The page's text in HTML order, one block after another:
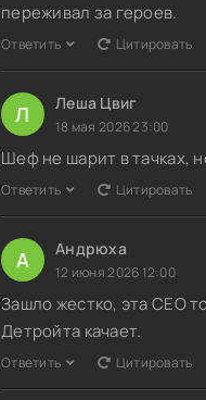
переживал за героев.
Ответить Цитировать
Л Леша Цвиг
18 мая 2026 23:00
Шеф не шарит в тачках,
Ответить Цитировать
А Андрюха
12 июня 2026 12:00
Зашло жестко, эта CEO
Детройта качает.
Ответить Цитировать